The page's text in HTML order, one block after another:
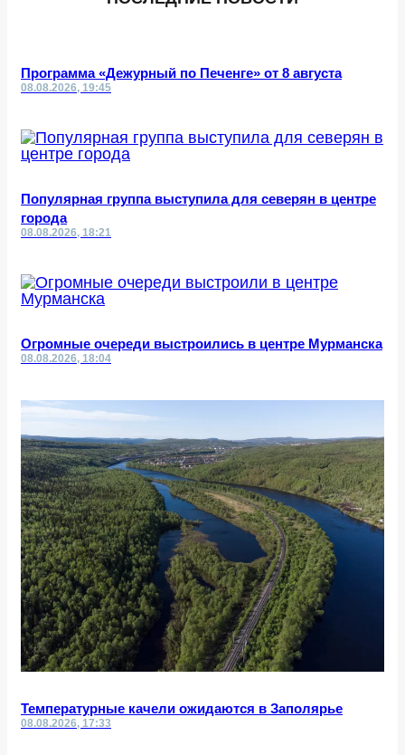
Программа «Дежурный по Печенге» от 8 августа
08.08.2026, 19:45
Популярная группа выступила для северян в центре
города
08.08.2026, 18:21
Огромные очереди выстроились в центре Мурманска
08.08.2026, 18:04
Температурные качели ожидаются в Заполярье
08.08.2026, 17:33